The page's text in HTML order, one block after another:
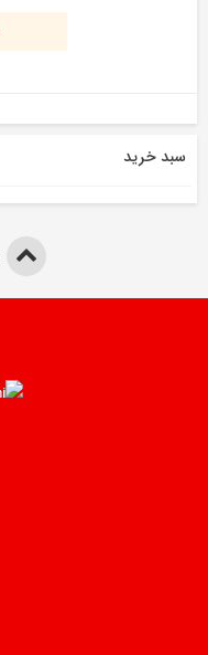
سبد خرید